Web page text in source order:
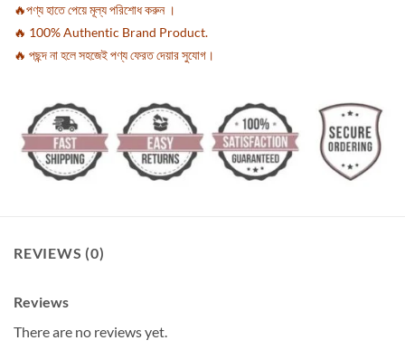
🔥পণ্য হাতে পেয়ে মূল্য পরিশোধ করুন ।
🔥 100% Authentic Brand Product.
🔥 পছন্দ না হলে সহজেই পণ্য ফেরত দেয়ার সুযোগ।
REVIEWS (0)
Reviews
There are no reviews yet.